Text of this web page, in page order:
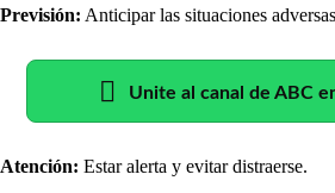
Previsión: Anticipar las situaciones
Unite al canal de ABC
Atención: Estar alerta y evitar distraerse.